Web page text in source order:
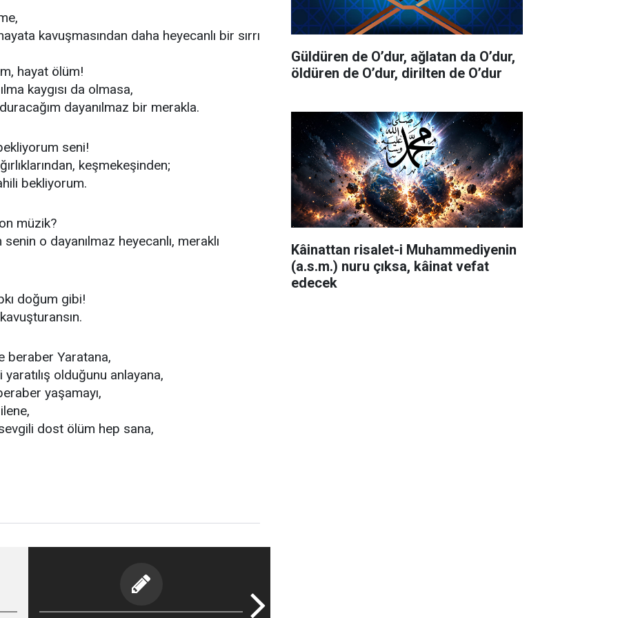
kavuşmasından daha heyecanlı bir sırrı
hayat ölüm!
kaygısı da olmasa,
dayanılmaz bir merakla.
seni!
keşmekeşinden;
bekliyorum.
müzik?
o dayanılmaz heyecanlı, meraklı
doğum gibi!
beraber Yaratana,
olduğunu anlayana,
yaşamayı,
dost ölüm hep sana,
Güldüren de O’dur, ağlatan da O’dur,
öldüren de O’dur, dirilten de O’dur
Kâinattan risalet-i Muhammediyenin
(a.s.m.) nuru çıksa, kâinat vefat
edecek